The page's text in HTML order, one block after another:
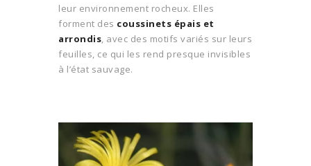
leur environnement rocheux. Elles
forment des coussinets épais et
arrondis, avec des motifs variés sur leurs
feuilles, ce qui les rend presque invisibles
à l’état sauvage.